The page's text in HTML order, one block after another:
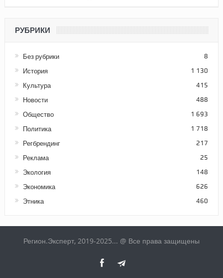
РУБРИКИ
Без рубрики 8
История 1 130
Культура 415
Новости 488
Общество 1 693
Политика 1 718
Регбрендинг 217
Реклама 25
Экология 148
Экономика 626
Этника 460
Регион.Эксперт, 2019-2025... @ Все права защищены